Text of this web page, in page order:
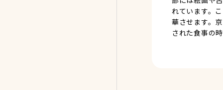
れています。
華させます。
された食事の